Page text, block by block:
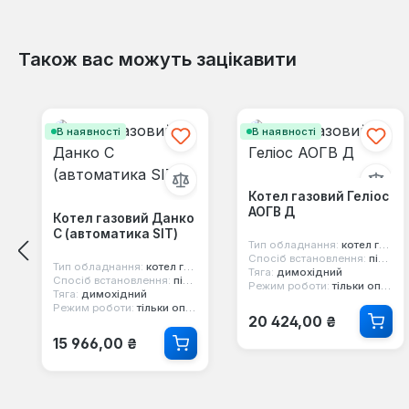
Також вас можуть зацікавити
В наявності
Котел газовий Данко
С (автоматика SIT)
Тип обладнання: котел газовий
Спосіб встановлення: підлоговий
Тяга: димохідний
Режим роботи: тільки опалення
Звичайна ціна:
15 966,00 ₴
В наявності
Котел газовий Геліос
АОГВ Д
Тип обладнання: котел газовий
Спосіб встановлення: підлоговий
Тяга: димохідний
Режим роботи: тільки опалення
Звичайна ціна:
20 424,00 ₴